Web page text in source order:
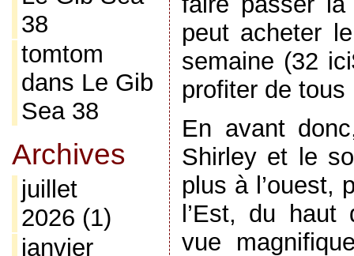
38
tomtom
dans Le Gib
Sea 38
Archives
juillet
2026 (1)
janvier
peut acheter
semaine (32
profiter de
En avant
Shirley et le
plus à l’ouest,
l’Est, du
vue